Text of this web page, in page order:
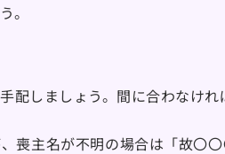
。
配しましょう。間に合わなけ
喪主名が不明の場合は「故〇